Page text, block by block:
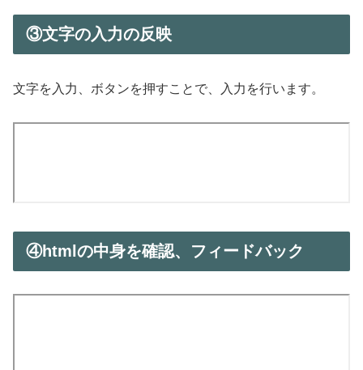
③文字の入力の反映
文字を入力、ボタンを押すことで、入力を行います。
④htmlの中身を確認、フィードバック